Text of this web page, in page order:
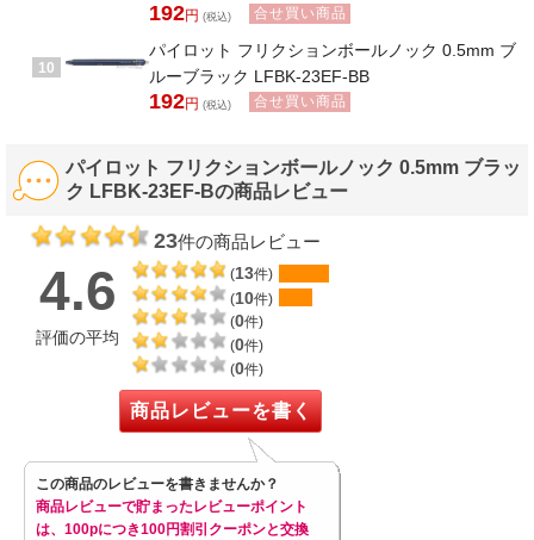
192円 (税込) 合せ買い商品
10
パイロット フリクションボールノック 0.5mm ブ
ルーブラック LFBK-23EF-BB
192円 (税込) 合せ買い商品
パイロット フリクションボールノック 0.5mm ブラッ
ク LFBK-23EF-Bの商品レビュー
23件の商品レビュー
4.6
評価の平均
(13件)
(10件)
(0件)
(0件)
(0件)
商品レビューを書く
この商品のレビューを書きませんか？
商品レビューで貯まったレビューポイント
は、100pにつき100円割引クーポンと交換